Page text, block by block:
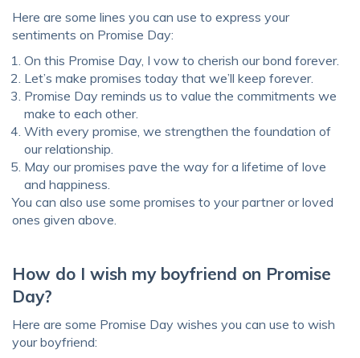
Here are some lines you can use to express your
sentiments on Promise Day:
On this Promise Day, I vow to cherish our bond forever.
Let’s make promises today that we’ll keep forever.
Promise Day reminds us to value the commitments we
make to each other.
With every promise, we strengthen the foundation of
our relationship.
May our promises pave the way for a lifetime of love
and happiness.
You can also use some promises to your partner or loved
ones given above.
How do I wish my boyfriend on Promise
Day?
Here are some Promise Day wishes you can use to wish
your boyfriend: